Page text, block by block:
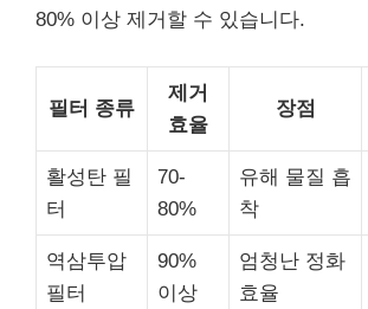
80% 이상 제거할 수 있습니다.
필터 종류
제거
효율
장점
활성탄 필
터
70-
80%
유해 물질 흡
착
역삼투압
필터
90%
이상
엄청난 정화
효율